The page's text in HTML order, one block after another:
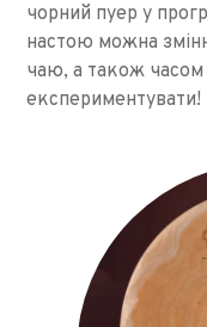
чорний пуер у
настою можна
чаю, а також часом
експериментувати!